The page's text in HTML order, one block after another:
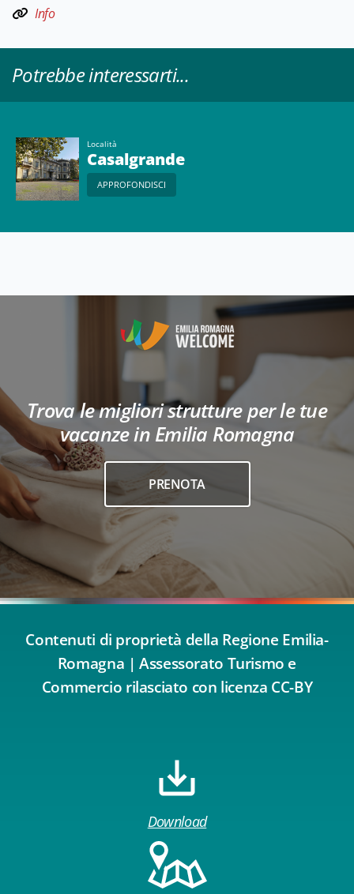
Info
Potrebbe interessarti...
Località
Casalgrande
APPROFONDISCI
Trova le migliori strutture per le tue
vacanze in Emilia Romagna
PRENOTA
Contenuti di proprietà della Regione Emilia-
Romagna | Assessorato Turismo e
Commercio rilasciato con licenza CC-BY
Download